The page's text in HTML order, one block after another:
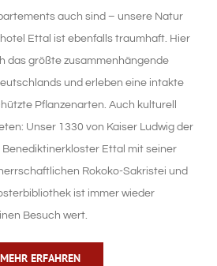
auch sind – unsere Natur
Ettal ist ebenfalls traumhaft. Hier
das größte zusammenhängende
und erleben eine intakte
Pflanzenarten. Auch kulturell
Unser 1330 von Kaiser Ludwig der
Benediktinerkloster Ettal mit seiner
Rokoko-Sakristei und
ist immer wieder
Besuch wert.
MEHR ERFAHREN